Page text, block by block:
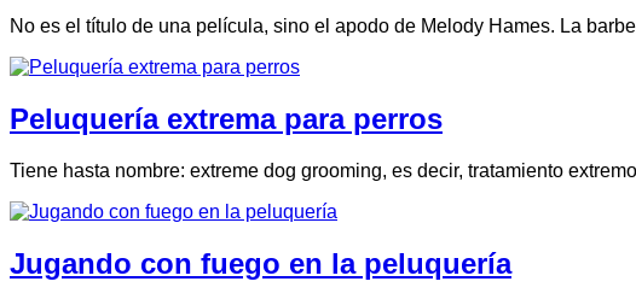
No es el título de una película, sino el apodo de Melody Hames. La
Peluquería extrema para perros
Tiene hasta nombre: extreme dog grooming, es decir, tratamiento
Jugando con fuego en la peluquería